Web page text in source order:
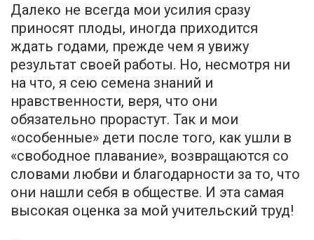
Далеко не всегда мои усилия сразу
приносят плоды, иногда приходится
ждать годами, прежде чем я увижу
результат своей работы. Но, несмотря ни
на что, я сею семена знаний и
нравственности, веря, что они
обязательно прорастут. Так и мои
«особенные» дети после того, как ушли в
«свободное плавание», возвращаются со
словами любви и благодарности за то, что
они нашли себя в обществе. И эта самая
высокая оценка за мой учительский труд!